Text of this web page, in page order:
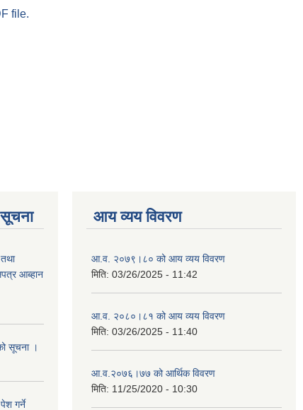
file.
आब्हान
सूचना ।
गर्ने
आय व्यय विवरण
आ.व. २०७९।८० को आय व्यय विवरण
मिति: 03/26/2025 - 11:42
आ.व. २०८०।८१ को आय व्यय विवरण
मिति: 03/26/2025 - 11:40
आ.व.२०७६।७७ को आर्थिक विवरण
मिति: 11/25/2020 - 10:30